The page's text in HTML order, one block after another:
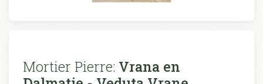
Mortier Pierre: Vrana en